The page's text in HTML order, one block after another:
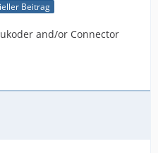
Beitrag
and/or Connector